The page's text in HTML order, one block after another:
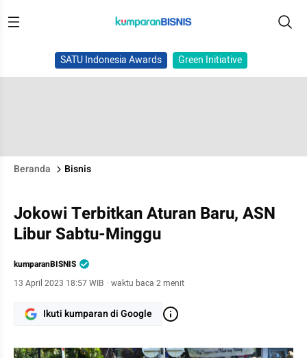
SATU Indonesia Awards Green Initiative
Beranda Bisnis
Jokowi Terbitkan Aturan Baru, ASN
Libur Sabtu-Minggu
kumparanBISNIS
13 April 2023 18:57 WIB · waktu baca 2 menit
Ikuti kumparan di Google